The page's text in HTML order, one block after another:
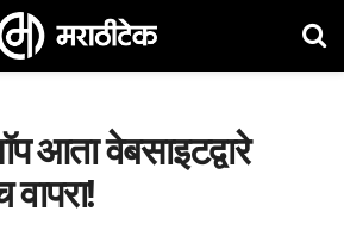
आता वेबसाइटद्वारे